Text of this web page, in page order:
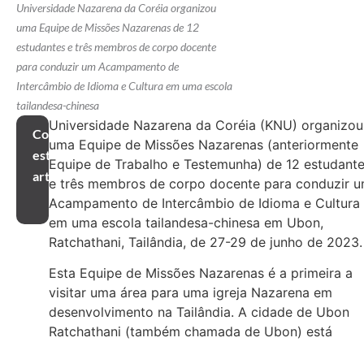
Universidade Nazarena da Coréia organizou
uma Equipe de Missões Nazarenas de 12
estudantes e três membros de corpo docente
para conduzir um Acampamento de
Intercâmbio de Idioma e Cultura em uma escola
tailandesa-chinesa
Compartilhar
este
artigo
Universidade Nazarena da Coréia (KNU) organizou
uma Equipe de Missões Nazarenas (anteriormente
Equipe de Trabalho e Testemunha) de 12
e três membros de corpo docente para conduzir
Acampamento de Intercâmbio de Idioma e Cultura
em uma escola tailandesa-chinesa em Ubon,
Ratchathani, Tailândia, de 27-29 de junho de 2023.
Esta Equipe de Missões Nazarenas é a primeira a
visitar uma área para uma igreja Nazarena em
desenvolvimento na Tailândia. A cidade de Ubon
Ratchathani (também chamada de Ubon) está